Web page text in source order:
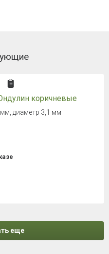
коричневые
диаметр 3,1 мм
еще